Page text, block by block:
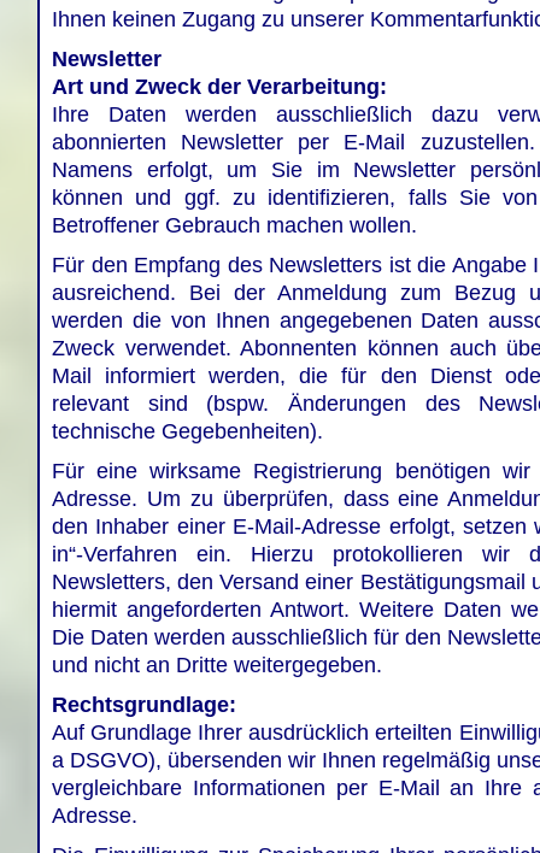
Ihnen keinen Zugang zu unserer
Newsletter
Art und Zweck der Verarbeitung:
Ihre Daten werden ausschließlich dazu
abonnierten Newsletter per E-Mail
Namens erfolgt, um Sie im Newsletter
können und ggf. zu identifizieren, falls Sie
Betroffener Gebrauch machen wollen.
Für den Empfang des Newsletters ist die Angabe
ausreichend. Bei der Anmeldung zum Bezug
werden die von Ihnen angegebenen Daten
Zweck verwendet. Abonnenten können auch
Mail informiert werden, die für den Dienst
relevant sind (bspw. Änderungen des
technische Gegebenheiten).
Für eine wirksame Registrierung benötigen
Adresse. Um zu überprüfen, dass eine
den Inhaber einer E-Mail-Adresse erfolgt, setzen
in“-Verfahren ein. Hierzu protokollieren wir
Newsletters, den Versand einer Bestätigungsmail
hiermit angeforderten Antwort. Weitere Daten
Die Daten werden ausschließlich für den
und nicht an Dritte weitergegeben.
Rechtsgrundlage:
Auf Grundlage Ihrer ausdrücklich erteilten
a DSGVO), übersenden wir Ihnen regelmäßig
vergleichbare Informationen per E-Mail an Ihre
Adresse.